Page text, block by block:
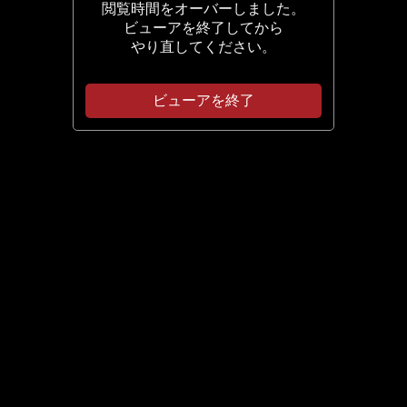
閲覧時間をオーバーしました。
ビューアを終了してから
やり直してください。
ビューアを終了